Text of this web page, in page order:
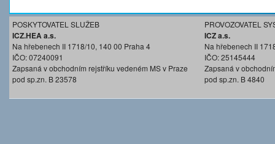
POSKYTOVATEL SLUŽEB
ICZ.HEA a.s.
Na hřebenech II 1718/10, 140 00 Praha 4
IČO: 07240091
Zapsaná v obchodním rejstříku vedeném MS v Praze
pod sp.zn. B 23578
PROVOZOVATEL
ICZ a.s.
Na hřebenech II
IČO: 25145444
Zapsaná v
pod sp.zn. B 4840